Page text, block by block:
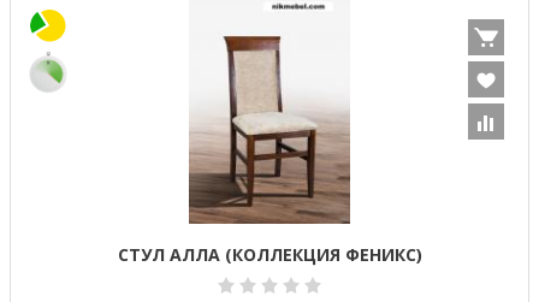
СТУЛ АЛЛА (КОЛЛЕКЦИЯ ФЕНИКС)